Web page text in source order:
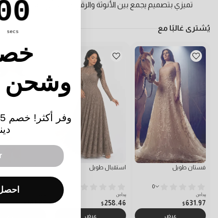
تميزي بتصميم يجمع بين الأنوثة والرقي، حيث يأتي الفستان
يُشترى غالبًا مع
فستان طويل
0
يبدأ من
631.97
$
عرض
استقبال طويل
يبدأ من
258.46
$
عرض
فستان قصير
161.23
$
secs
🚚